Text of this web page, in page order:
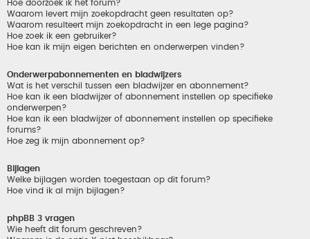
Hoe doorzoek ik het forum?
Waarom levert mijn zoekopdracht geen resultaten op?
Waarom resulteert mijn zoekopdracht in een lege pagina?
Hoe zoek ik een gebruiker?
Hoe kan ik mijn eigen berichten en onderwerpen vinden?
Onderwerpabonnementen en bladwijzers
Wat is het verschil tussen een bladwijzer en abonnement?
Hoe kan ik een bladwijzer of abonnement instellen op specifieke
onderwerpen?
Hoe kan ik een bladwijzer of abonnement instellen op specifieke
forums?
Hoe zeg ik mijn abonnement op?
Bijlagen
Welke bijlagen worden toegestaan op dit forum?
Hoe vind ik al mijn bijlagen?
phpBB 3 vragen
Wie heeft dit forum geschreven?